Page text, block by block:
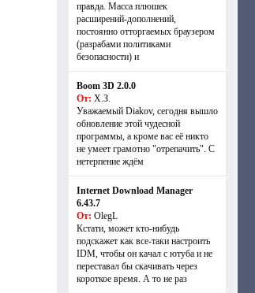
правда. Масса плюшек
расширений-дополнений,
постоянно отторгаемых браузером
(разрабами политиками
безопасности) и
Boom 3D 2.0.0
От: Х.З.
Уважаемый Diakov, сегодня вышло
обновление этой чудесной
программы, а кроме вас её никто
не умеет грамотно "отрепачить". С
нетерпение ждём
Internet Download Manager
6.43.7
От: OlegL
Кстати, может кто-нибудь
подскажет как все-таки настроить
IDM, чтобы он качал с ютуба и не
переставал бы скачивать через
короткое время. А то не раз